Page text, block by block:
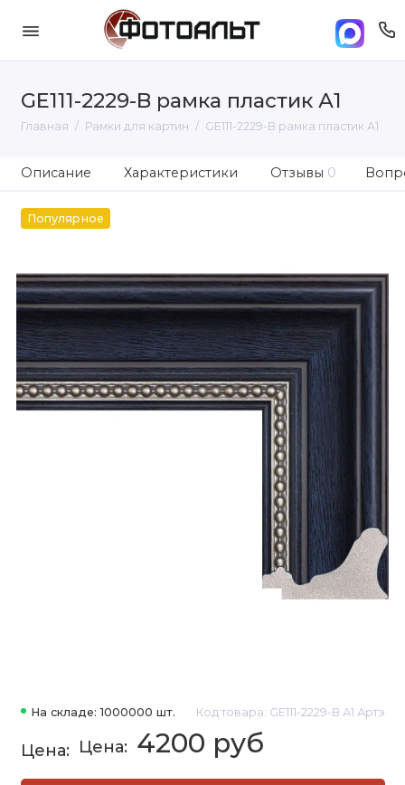
GE111-2229-B рамка пластик А1
Главная Рамки для картин GE111-2229-B рамка пластик А1
Описание Характеристики Отзывы 0
Популярное
На складе: 1000000 шт. Код товара: GE111-2229-B А1 Артэ
4200 руб